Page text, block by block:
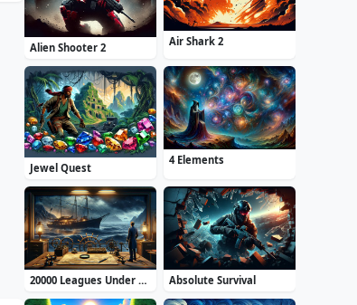
Alien Shooter 2
Air Shark 2
Jewel Quest
4 Elements
20000 Leagues Under the Sea: Captain Nemo Absolute Survival